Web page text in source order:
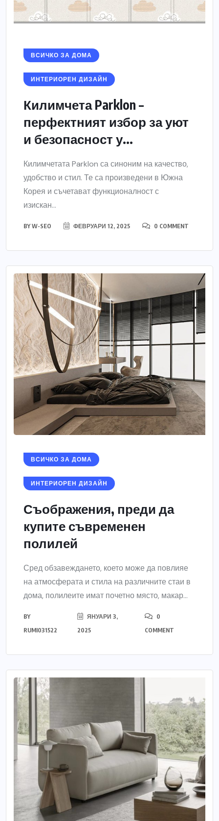
ВСИЧКО ЗА ДОМА
ИНТЕРИОРЕН ДИЗАЙН
Килимчета Parklon –
перфектният избор за уют
и безопасност у...
Килимчетата Parklon са синоним на качество,
удобство и стил. Те са произведени в Южна
Корея и съчетават функционалност с
изискан...
BYW-SEO ФЕВРУАРИ 12, 2025 0 COMMENT
ВСИЧКО ЗА ДОМА
ИНТЕРИОРЕН ДИЗАЙН
Съображения, преди да
купите съвременен
полилей
Сред обзавеждането, което може да повлияе
на атмосферата и стила на различните стаи в
дома, полилеите имат почетно място, макар...
BY
RUMI031522
ЯНУАРИ 3,
2025
0
COMMENT